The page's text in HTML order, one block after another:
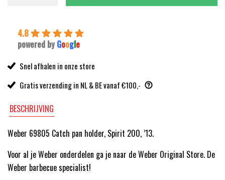
4.8
powered by Google
Snel afhalen in onze store
Gratis verzending in NL & BE vanaf €100,-
BESCHRIJVING
Weber 69805 Catch pan holder, Spirit 200, ’13.
Voor al je Weber onderdelen ga je naar de Weber Original Store. De
Weber barbecue specialist!